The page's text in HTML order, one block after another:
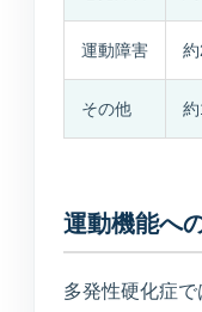
山居町併設の新
通所リハビリ
コラム
コラム
運動障害
その他
運動機能へ
多発性硬化症